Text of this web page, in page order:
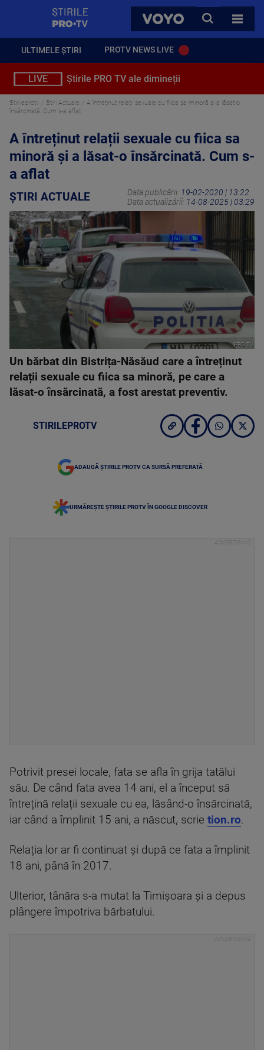
VOYO
CAUTA
TOATE
ULTIMELE ȘTIRI PROTV NEWS LIVE
LIVE Știrile PRO TV ale dimineții
Stirileprotv Știri Actuale
A întreținut relații sexuale cu fiica sa minoră și a lăsat-o
însărcinată. Cum s-a aflat
A întreținut relații sexuale cu fiica sa
minoră și a lăsat-o însărcinată. Cum s-
a aflat
ȘTIRI ACTUALE Data publicării: 19-02-2020 | 13:22
Data actualizării: 14-08-2025 | 03:29
PRO TV
Un bărbat din Bistrița-Năsăud care a întreținut
relații sexuale cu fiica sa minoră, pe care a
lăsat-o însărcinată, a fost arestat preventiv.
STIRILEPROTV
ADAUGĂ ȘTIRILE PROTV CA SURSĂ PREFERATĂ
URMĂREȘTE ȘTIRILE PROTV ÎN GOOGLE DISCOVER
Potrivit presei locale, fata se afla în grija tatălui
său. De când fata avea 14 ani, el a început să
întrețină relații sexuale cu ea, lăsând-o însărcinată,
iar când a împlinit 15 ani, a născut, scrie tion.ro.
Relația lor ar fi continuat și după ce fata a împlinit
18 ani, până în 2017.
Ulterior, tânăra s-a mutat la Timișoara și a depus
plângere împotriva bărbatului.